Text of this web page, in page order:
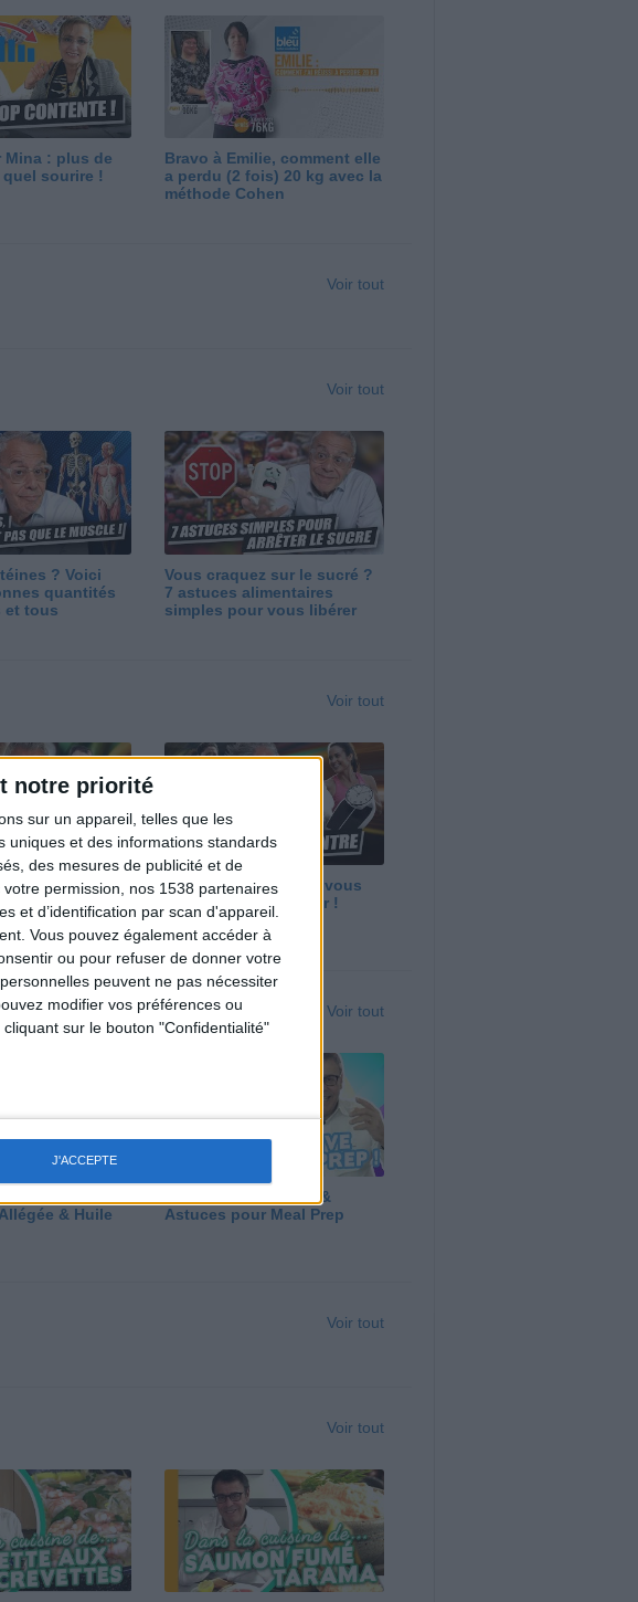
notre priorité
sur un appareil, telles que les
uniques et des informations standards
des mesures de publicité et de
votre permission, nos 1538 partenaires
et d’identification par scan d'appareil.
Vous pouvez également accéder à
ou pour refuser de donner votre
peuvent ne pas nécessiter
modifier vos préférences ou
sur le bouton "Confidentialité"
J'ACCEPTE
Mina : plus de
sourire !
Bravo à Emilie, comment elle
a perdu (2 fois) 20 kg avec la
méthode Cohen
Voir tout
Voir tout
? Voici
quantités
et tous
Vous craquez sur le sucré ?
7 astuces alimentaires
simples pour vous libérer
Voir tout
de poids ?
?
Maigrir vite ? Ce que vous
devez vraiment savoir !
Voir tout
& Huile
Panga, Huile d'Olive &
Astuces pour Meal Prep
Voir tout
Voir tout